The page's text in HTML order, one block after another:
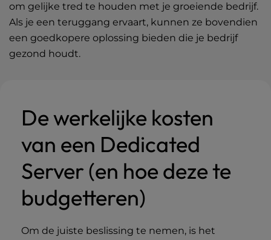
om gelijke tred te houden met je groeiende bedrijf.
Als je een teruggang ervaart, kunnen ze bovendien
een goedkopere oplossing bieden die je bedrijf
gezond houdt.
De werkelijke kosten
van een Dedicated
Server (en hoe deze te
budgetteren)
Om de juiste beslissing te nemen, is het